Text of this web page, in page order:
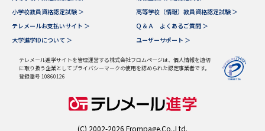
新生活お役立ちガイド
学問発見 学問検索
大学で学びたい学問発見
小学校教員資格認定試験 ＞
高等学校（情報）教員資格認定試験 ＞
テレメールお支払いサイト ＞
Ｑ＆Ａ よくあるご質問 ＞
大学進学IDについて ＞
ユーザーサポート ＞
テレメール進学サイトを管理運営する株式会社フロムページは、個人情報を適切
に取り扱う企業としてプライバシーマークの使用を認められた認定事業者です。
登録番号 10860126
(C) 2002-2026 Frompage.Co.,Ltd.